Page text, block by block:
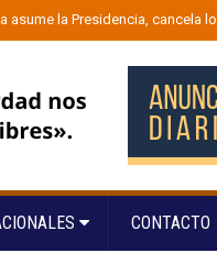
asume la Presidencia, cancela
CONTACTO